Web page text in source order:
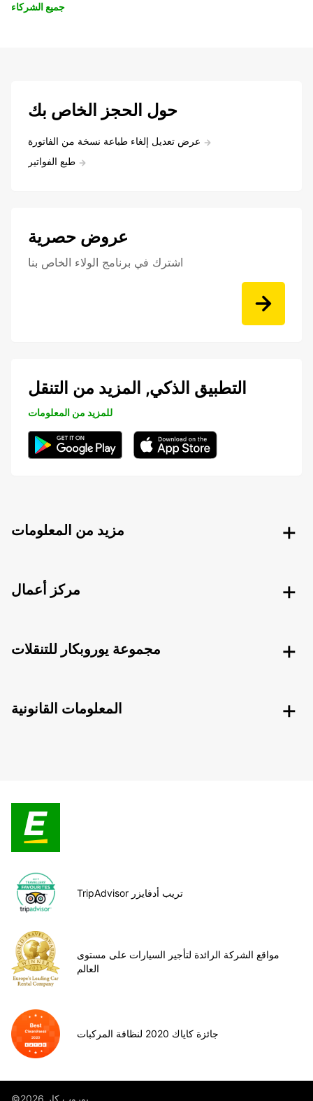
جميع الشركاء
حول الحجز الخاص بك
عرض تعديل إلغاء طباعة نسخة من الفاتورة
طبع الفواتير
عروض حصرية
اشترك في برنامج الولاء الخاص بنا
التطبيق الذكي, المزيد من التنقل
للمزيد من المعلومات
مزيد من المعلومات
مركز أعمال
مجموعة يوروبكار للتنقلات
المعلومات القانونية
TripAdvisor تريب أدفايزر
مواقع الشركة الرائدة لتأجير السيارات على مستوى
العالم
جائزة كاياك 2020 لنظافة المركبات
©يوروب كار 2026